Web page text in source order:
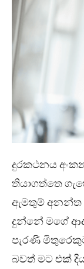
දුරකථනය
තියාගත්තෙ
ඇමතුම් අනන්ත
දුන්නේ මගේ
පැරණි
බවත් මට එක්